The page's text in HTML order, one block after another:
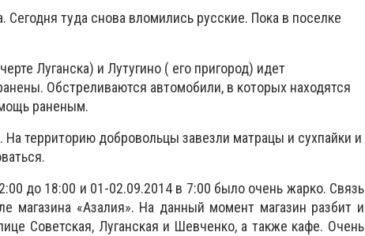
туда снова вломились русские. Пока в поселке
Луганска) и Лутугино ( его пригород) идет
Обстреливаются автомобили, в которых находятся
раненым.
территорию добровольцы завезли матрацы и сухпайки и
до 18:00 и 01-02.09.2014 в 7:00 было очень жарко. Связь
магазина «Азалия». На данный момент магазин разбит и
Советская, Луганская и Шевченко, а также кафе. Очень